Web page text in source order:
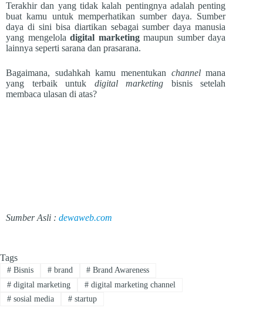
Terakhir dan yang tidak kalah pentingnya adalah penting
buat kamu untuk memperhatikan sumber daya. Sumber
daya di sini bisa diartikan sebagai sumber daya manusia
yang mengeloladigital marketingmaupun sumber daya
lainnya seperti sarana dan prasarana.
Bagaimana, sudahkah kamu menentukan channelmana
yang terbaik untuk digital marketing bisnis setelah
membaca ulasan di atas?
Sumber Asli : dewaweb.com
Tags
#Bisnis #brand # Brand Awareness
#digital marketing #digital marketing channel
#sosial media #startup